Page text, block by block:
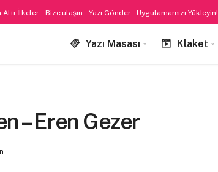
Altı İlkeler Bize ulaşın Yazı Gönder Uygulamamızı Yükleyin!
Yazı Masası Klaket
– Eren Gezer